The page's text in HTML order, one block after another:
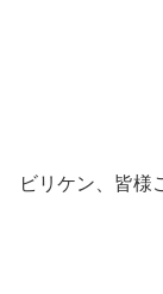
ビリケン、皆様